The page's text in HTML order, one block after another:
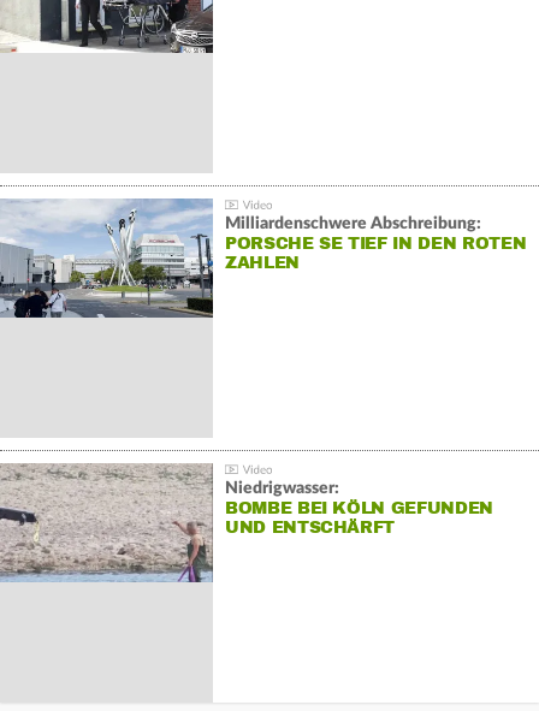
Milliardenschwere Abschreibung:
PORSCHE SE TIEF IN DEN ROTEN
ZAHLEN
Niedrigwasser:
BOMBE BEI KÖLN GEFUNDEN
UND ENTSCHÄRFT